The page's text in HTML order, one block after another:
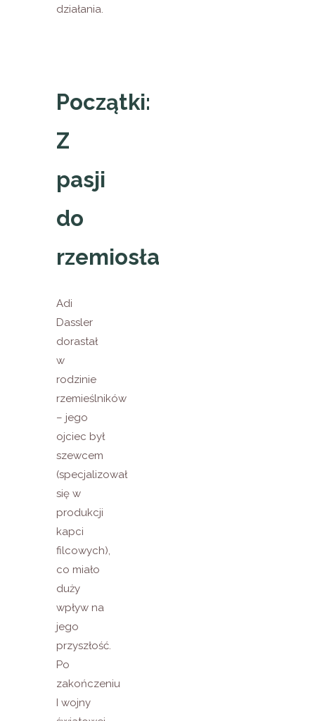
działania.
Początki:
Z
pasji
do
rzemiosła
Adi
Dassler
dorastał
w
rodzinie
rzemieślników
– jego
ojciec był
szewcem
(specjalizował
się w
produkcji
kapci
filcowych),
co miało
duży
wpływ na
jego
przyszłość.
Po
zakończeniu
I wojny